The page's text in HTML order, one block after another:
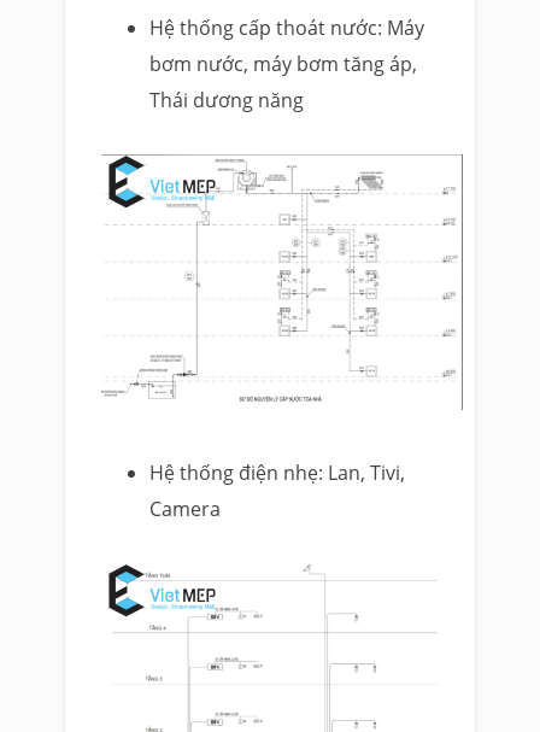
Hệ thống cấp thoát nước: Máy
bơm nước, máy bơm tăng áp,
Thái dương năng
Hệ thống điện nhẹ: Lan, Tivi,
Camera